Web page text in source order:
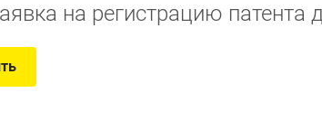
на регистрацию патента